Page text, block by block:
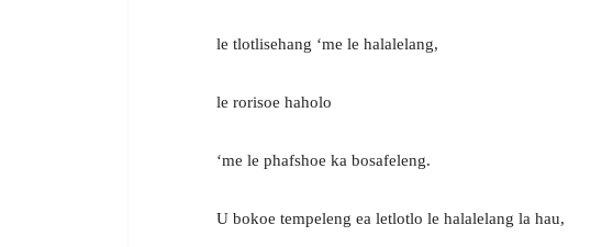
le tlotlisehang ‘me le halalelang,
le rorisoe haholo
‘me le phafshoe ka bosafeleng.
U bokoe tempeleng ea letlotlo le halalelang la hau,